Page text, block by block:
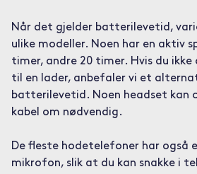
Når det gjelder batterilevetid,
ulike modeller. Noen har en aktiv
timer, andre 20 timer. Hvis du
til en lader, anbefaler vi et
batterilevetid. Noen headset kan
kabel om nødvendig.
De fleste hodetelefoner har også
mikrofon, slik at du kan snakke i